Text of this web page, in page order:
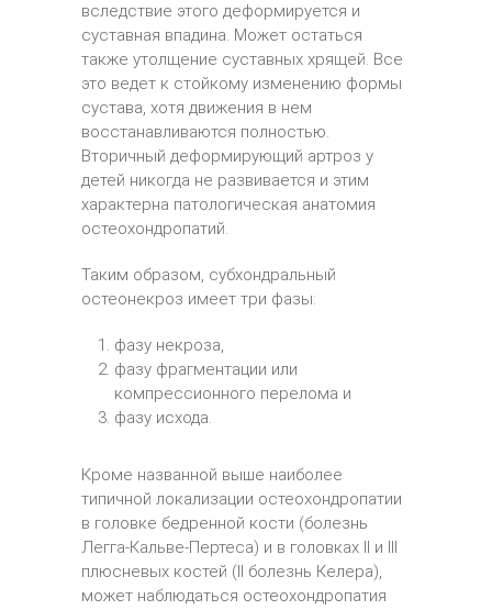
вследствие этого деформируется и
суставная впадина. Может остаться
также утолщение суставных хрящей. Все
это ведет к стойкому изменению формы
сустава, хотя движения в нем
восстанавливаются полностью.
Вторичный деформирующий артроз у
детей никогда не развивается и этим
характерна патологическая анатомия
остеохондропатий.
Таким образом, субхондральный
остеонекроз имеет три фазы:
фазу некроза,
фазу фрагментации или
компрессионного перелома и
фазу исхода.
Кроме названной выше наиболее
типичной локализации остеохондропатии
в головке бедренной кости (болезнь
Легга-Кальве-Пертеса) и в головках II и III
плюсневых костей (II болезнь Келера),
может наблюдаться остеохондропатия